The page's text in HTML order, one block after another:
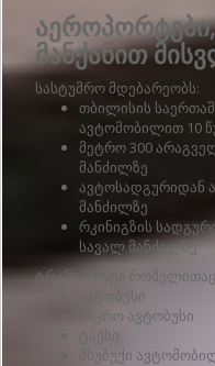
მანქანით
სასტუმრო მდებარეობს:
თბილისის
ავტომობილით 10
მეტრო 300
მანძილზე
ავტოსადგურიდან
მანძილზე
რკინიგზის
სავალ მანძილზე
ტრანსპორტი
ავტობუსი
მიკრო ავტობუსი
ტაქსი
მსუბუქი